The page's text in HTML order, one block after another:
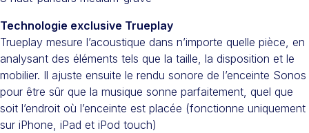
Technologie exclusive Trueplay
Trueplay mesure l’acoustique dans n’importe quelle pièce, en
analysant des éléments tels que la taille, la disposition et le
mobilier. Il ajuste ensuite le rendu sonore de l’enceinte Sonos
pour être sûr que la musique sonne parfaitement, quel que
soit l’endroit où l’enceinte est placée (fonctionne uniquement
sur iPhone, iPad et iPod touch)